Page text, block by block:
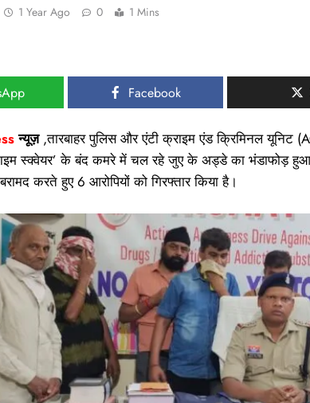
1 Year Ago 0 1 Mins
Facebook
न्यूज़ ,तारबाहर पुलिस और एंटी क्राइम एंड क्रिमिनल यूनिट
स्क्वेयर’ के बंद कमरे में चल रहे जुए के अड्डे का भंडाफोड़
करते हुए 6 आरोपियों को गिरफ्तार किया है।